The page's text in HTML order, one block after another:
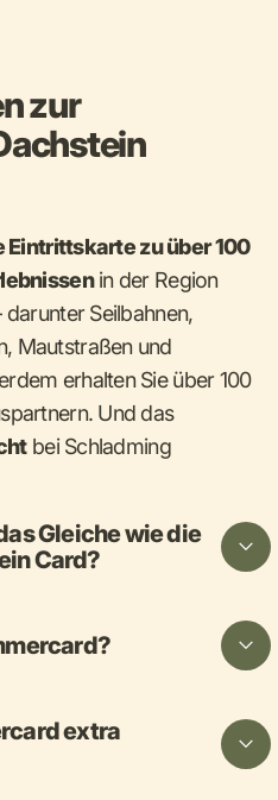
zur
Eintrittskarte zu über 100
in der Region
Seilbahnen,
Mautstraßen und
erhalten Sie über 100
Und das
bei Schladming
Gleiche wie die
Card?
extra